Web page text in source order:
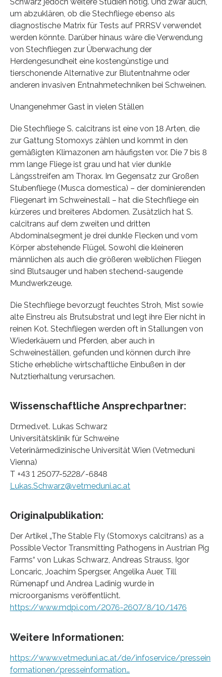
um abzuklären, ob die Stechfliege ebenso als
diagnostische Matrix für Tests auf PRRSV verwendet
werden könnte. Darüber hinaus wäre die Verwendung
von Stechfliegen zur Überwachung der
Herdengesundheit eine kostengünstige und
tierschonende Alternative zur Blutentnahme oder
anderen invasiven Entnahmetechniken bei Schweinen.
Unangenehmer Gast in vielen Ställen
Die Stechfliege S. calcitrans ist eine von 18 Arten, die
zur Gattung Stomoxys zählen und kommt in den
gemäßigten Klimazonen am häufigsten vor. Die 7 bis 8
mm lange Fliege ist grau und hat vier dunkle
Längsstreifen am Thorax. Im Gegensatz zur Großen
Stubenfliege (Musca domestica) – der dominierenden
Fliegenart im Schweinestall – hat die Stechfliege ein
kürzeres und breiteres Abdomen. Zusätzlich hat S.
calcitrans auf dem zweiten und dritten
Abdominalsegment je drei dunkle Flecken und vom
Körper abstehende Flügel. Sowohl die kleineren
männlichen als auch die größeren weiblichen Fliegen
sind Blutsauger und haben stechend-saugende
Mundwerkzeuge.
Die Stechfliege bevorzugt feuchtes Stroh, Mist sowie
alte Einstreu als Brutsubstrat und legt ihre Eier nicht in
reinen Kot. Stechfliegen werden oft in Stallungen von
Wiederkäuern und Pferden, aber auch in
Schweineställen, gefunden und können durch ihre
Stiche erhebliche wirtschaftliche Einbußen in der
Nutztierhaltung verursachen.
Wissenschaftliche Ansprechpartner:
Dr.med.vet. Lukas Schwarz
Universitätsklinik für Schweine
Veterinärmedizinische Universität Wien (Vetmeduni
Vienna)
T +43 1 25077-5228/-6848
Lukas.Schwarz@vetmeduni.ac.at
Originalpublikation:
Der Artikel „The Stable Fly (Stomoxys calcitrans) as a
Possible Vector Transmitting Pathogens in Austrian Pig
Farms“ von Lukas Schwarz, Andreas Strauss, Igor
Loncaric, Joachim Spergser, Angelika Auer, Till
Rümenapf und Andrea Ladinig wurde in
microorganisms veröffentlicht.​​​​​​​
https://www.mdpi.com/2076-2607/8/10/1476
Weitere Informationen:
https://www.vetmeduni.ac.at/de/infoservice/pressein
formationen/presseinformation…